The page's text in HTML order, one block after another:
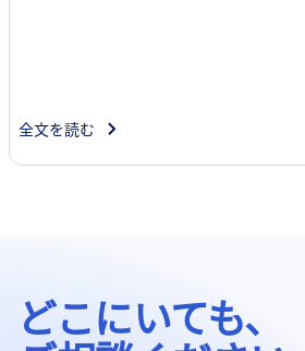
全文を読む
どこにいても、